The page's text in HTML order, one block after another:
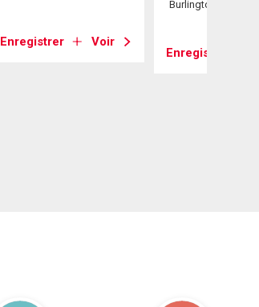
Enregistrer Voir
Burlington, ON
Enregistrer